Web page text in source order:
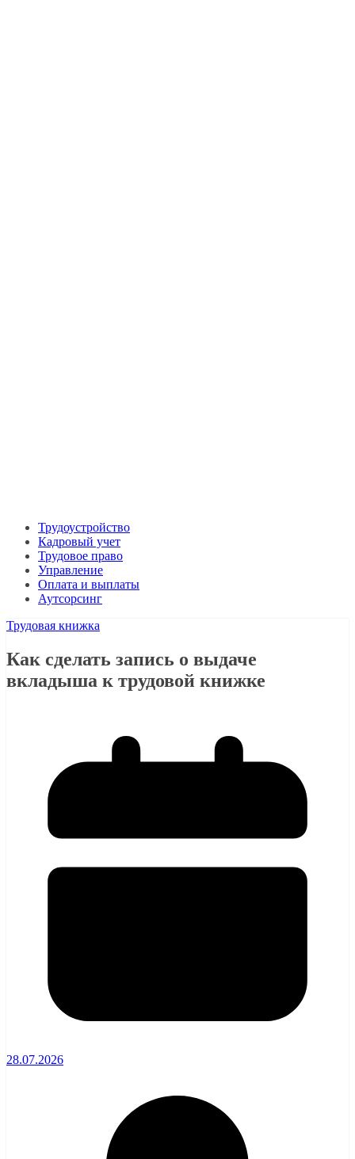
Трудоустройство
Кадровый учет
Трудовое право
Управление
Оплата и выплаты
Аутсорсинг
Трудовая книжка
Как сделать запись о выдаче
вкладыша к трудовой книжке
28.07.2026